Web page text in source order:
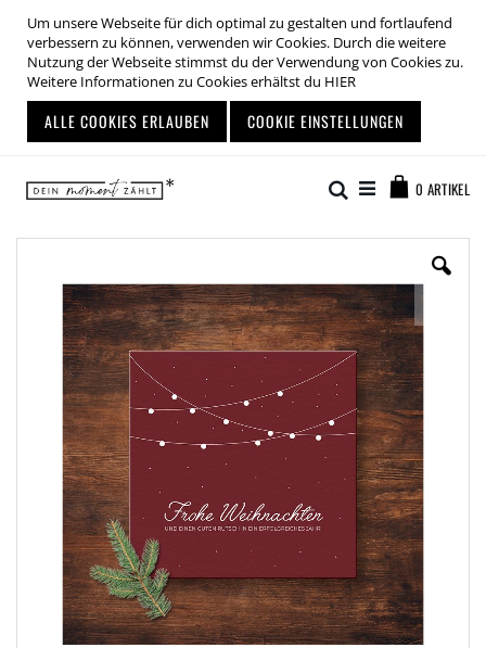
Um unsere Webseite für dich optimal zu gestalten und fortlaufend
verbessern zu können, verwenden wir Cookies. Durch die weitere
Nutzung der Webseite stimmst du der Verwendung von Cookies zu.
Weitere Informationen zu Cookies erhältst du HIER
ALLE COOKIES ERLAUBEN COOKIE EINSTELLUNGEN
Inhalt
springen
0 ARTIKEL
Suche
Bildgalerie
springen